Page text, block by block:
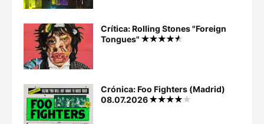
Crítica: Rolling Stones "Foreign
Tongues"
Crónica: Foo Fighters (Madrid)
08.07.2026